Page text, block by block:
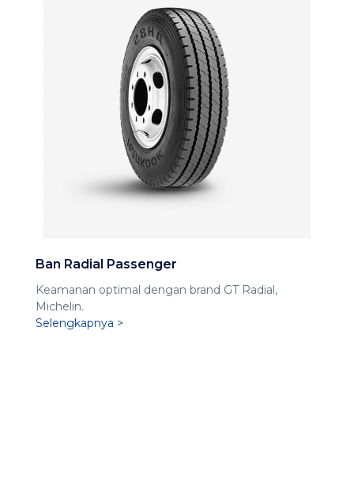
Ban Radial Passenger
Keamanan optimal dengan brand GT Radial,
Michelin.
Selengkapnya >